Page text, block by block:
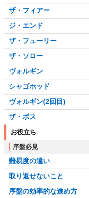
ザ・フィアー
ジ・エンド
ザ・フューリー
ザ・ソロー
ヴォルギン
シャゴホッド
ヴォルギン(2回目)
ザ・ボス
お役立ち
序盤必見
難易度の違い
取り返せないこと
序盤の効率的な進め方